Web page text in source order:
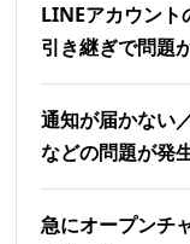
LINEアカウント
引き継ぎで問題
通知が届かない
などの問題が発
急にオープンチ